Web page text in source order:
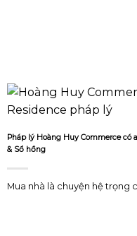
Pháp lý Hoàng Huy Commerce
& Sổ hồng
Mua nhà là chuyện hệ trọng